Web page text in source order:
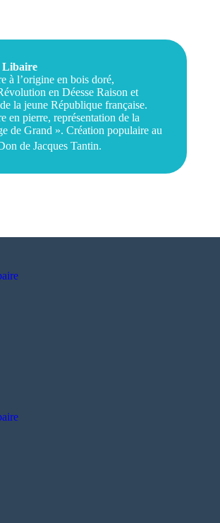
Libaire
à l’origine en bois doré,
en Déesse Raison et
la jeune République française.
en pierre, représentation de la
de Grand ». Création populaire au
de Jacques Tantin.